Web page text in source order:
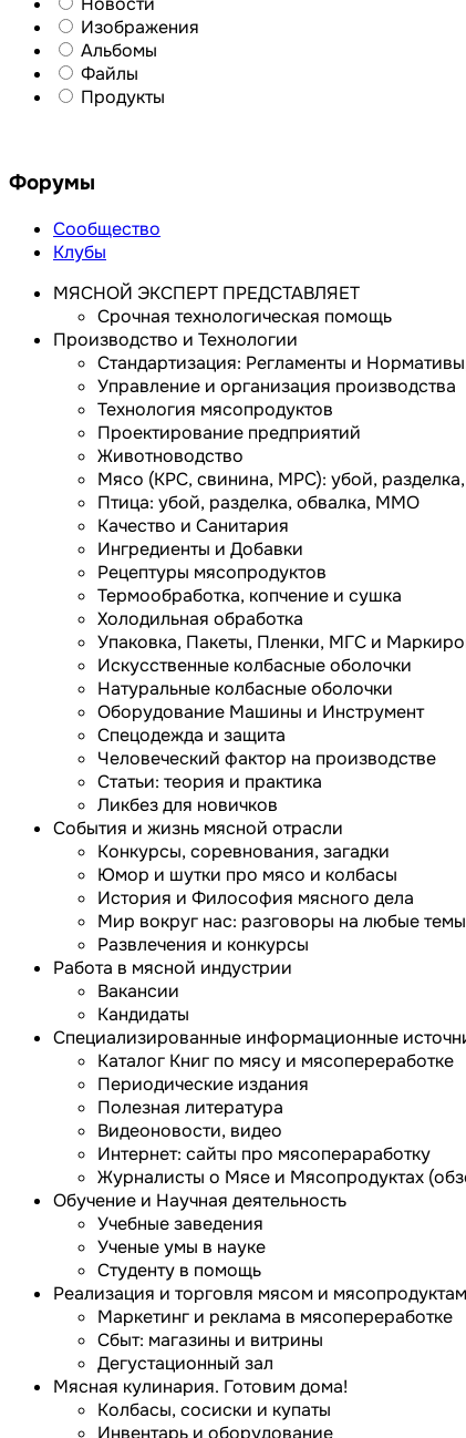
Изображения
Альбомы
Файлы
Продукты
Форумы
Сообщество
Клубы
МЯСНОЙ ЭКСПЕРТ ПРЕДСТАВЛЯЕТ
Срочная технологическая помощь
Производство и Технологии
Стандартизация: Регламенты и
Управление и организация производства
Технология мясопродуктов
Проектирование предприятий
Животноводство
Мясо (КРС, свинина, МРС): убой,
Птица: убой, разделка, обвалка, ММО
Качество и Санитария
Ингредиенты и Добавки
Рецептуры мясопродуктов
Термообработка, копчение и сушка
Холодильная обработка
Упаковка, Пакеты, Пленки, МГС и
Искусственные колбасные оболочки
Натуральные колбасные оболочки
Оборудование Машины и Инструмент
Спецодежда и защита
Человеческий фактор на производстве
Статьи: теория и практика
Ликбез для новичков
События и жизнь мясной отрасли
Конкурсы, соревнования, загадки
Юмор и шутки про мясо и колбасы
История и Философия мясного дела
Мир вокруг нас: разговоры на любые темы
Развлечения и конкурсы
Работа в мясной индустрии
Вакансии
Кандидаты
Специализированные информационные
Каталог Книг по мясу и мясопереработке
Периодические издания
Полезная литература
Видеоновости, видео
Интернет: сайты про мясопераработку
Журналисты о Мясе и Мясопродуктах
Обучение и Научная деятельность
Учебные заведения
Ученые умы в науке
Студенту в помощь
Реализация и торговля мясом и
Маркетинг и реклама в мясопереработке
Сбыт: магазины и витрины
Дегустационный зал
Мясная кулинария. Готовим дома!
Колбасы, сосиски и купаты
Инвентарь и оборудование